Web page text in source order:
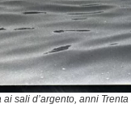
sali d’argento, anni